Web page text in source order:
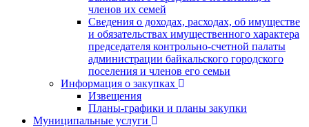
членов их семей
Сведения о доходах, расходах, об имуществе
и обязательствах имущественного характера
председателя контрольно-счетной палаты
администрации байкальского городского
поселения и членов его семьи
Информация о закупках
Извещения
Планы-графики и планы закупки
Муниципальные услуги